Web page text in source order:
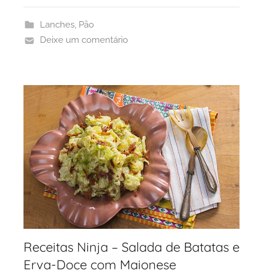
Lanches, Pão
Deixe um comentário
Receitas Ninja – Salada de Batatas e
Erva-Doce com Maionese